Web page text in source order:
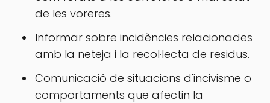
de les voreres.
Informar sobre incidències relacionades
amb la neteja i la recol·lecta de residus.
Comunicació de situacions d'incivisme o
comportaments que afectin la